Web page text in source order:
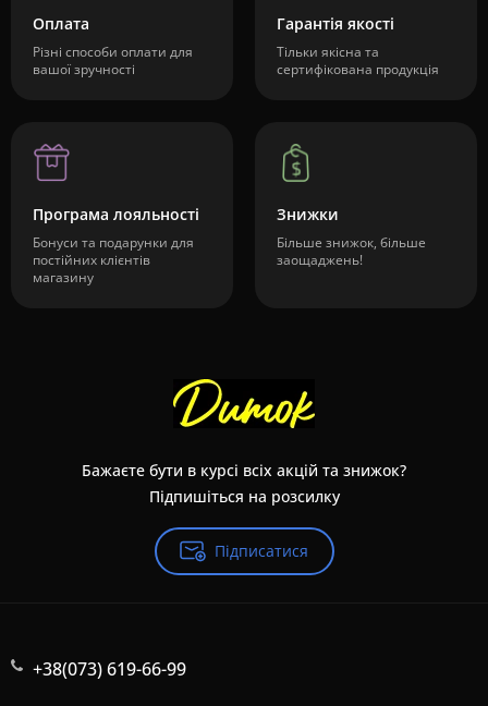
Оплата
Різні способи оплати для
вашої зручності
Гарантія якості
Тільки якісна та
сертифікована продукція
Програма лояльності
Бонуси та подарунки для
постійних клієнтів
магазину
Знижки
Більше знижок, більше
заощаджень!
Бажаєте бути в курсі всіх акцій та знижок?
Підпишіться на розсилку
Підписатися
+38(073) 619-66-99